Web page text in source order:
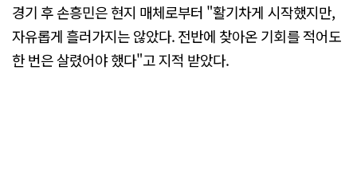
경기 후 손흥민은 현지 매체로부터 "활기차게 시작했지만,
자유롭게 흘러가지는 않았다. 전반에 찾아온 기회를 적어도
한 번은 살렸어야 했다"고 지적 받았다.